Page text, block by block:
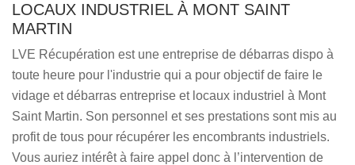
LOCAUX INDUSTRIEL À MONT SAINT
MARTIN
LVE Récupération est une entreprise de débarras dispo à
toute heure pour l'industrie qui a pour objectif de faire le
vidage et débarras entreprise et locaux industriel à Mont
Saint Martin. Son personnel et ses prestations sont mis au
profit de tous pour récupérer les encombrants industriels.
Vous auriez intérêt à faire appel donc à l’intervention de